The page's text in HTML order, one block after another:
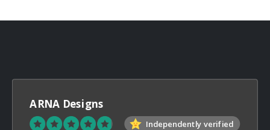
ARNA Designs
Independently verified